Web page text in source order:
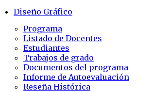
Diseño Gráfico
Programa
Listado de Docentes
Estudiantes
Trabajos de grado
Documentos del programa
Informe de Autoevaluación
Reseña Histórica